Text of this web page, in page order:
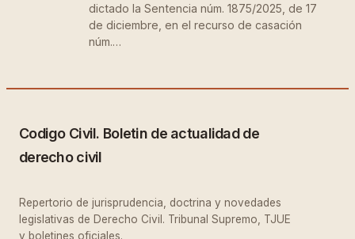
dictado la Sentencia núm. 1875/2025, de 17
de diciembre, en el recurso de casación
núm.…
Codigo Civil. Boletin de actualidad de
derecho civil
Repertorio de jurisprudencia, doctrina y novedades
legislativas de Derecho Civil. Tribunal Supremo, TJUE
y boletines oficiales.